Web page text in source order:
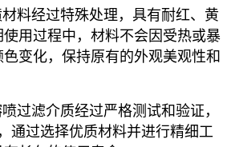
料经过特殊处理，具有耐红、黄
用过程中，材料不会因受热或暴
变化，保持原有的外观美观性和
过滤介质经过严格测试和验证，
通过选择优质材料并进行精细工